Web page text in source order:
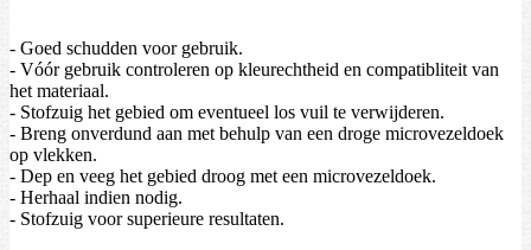
- Goed schudden voor gebruik.
- Vóór gebruik controleren op kleurechtheid en compatibliteit van
het materiaal.
- Stofzuig het gebied om eventueel los vuil te verwijderen.
- Breng onverdund aan met behulp van een droge microvezeldoek
op vlekken.
- Dep en veeg het gebied droog met een microvezeldoek.
- Herhaal indien nodig.
- Stofzuig voor superieure resultaten.